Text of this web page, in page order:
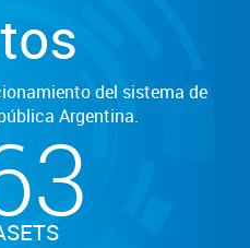
del sistema de
Argentina.